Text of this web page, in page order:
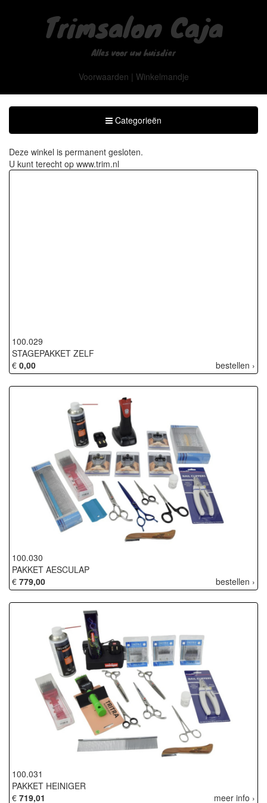
Trimsalon Caja
Alles voor uw huisdier
Voorwaarden | Winkelmandje
Toggle
Categorieën
Categorieën
Deze winkel is permanent gesloten.
U kunt terecht op www.trim.nl
100.029
STAGEPAKKET ZELF
bestellen ›
€ 0,00
100.030
PAKKET AESCULAP
bestellen ›
€ 779,00
100.031
PAKKET HEINIGER
meer info ›
€ 719,01